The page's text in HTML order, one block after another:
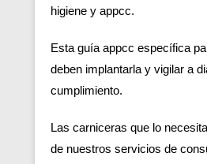
higiene y appcc.
Esta guía appcc específica
deben implantarla y vigilar a
cumplimiento.
Las carniceras que lo
de nuestros servicios de